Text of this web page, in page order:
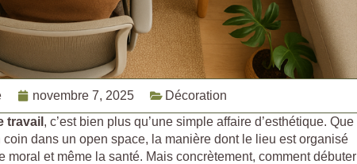
novembre 7, 2025
Décoration
travail , c’est bien plus qu’une simple affaire d’esthétique. Que
coin dans un open space, la manière dont le lieu est organisé
moral et même la santé. Mais concrètement, comment débuter